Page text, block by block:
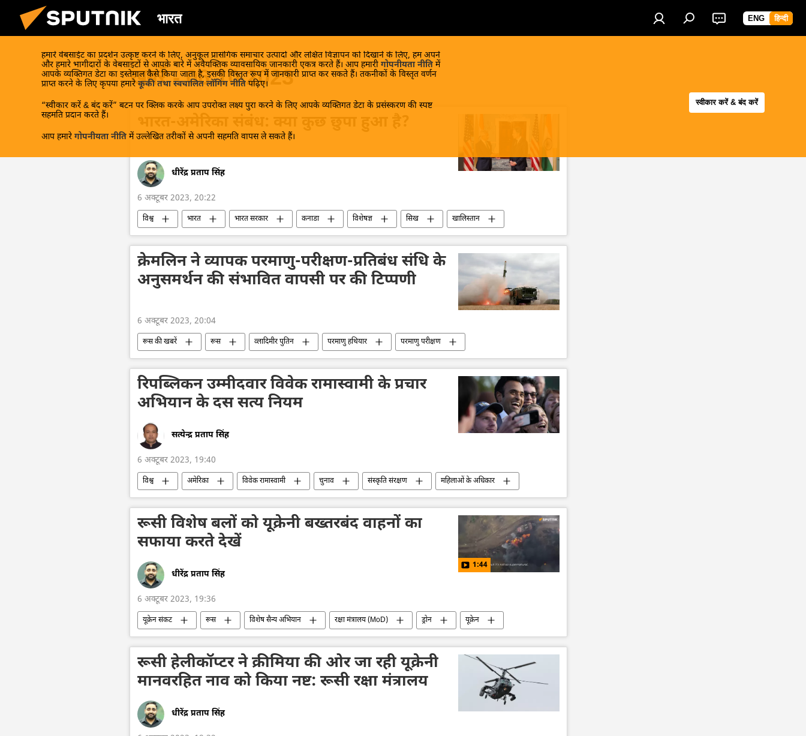
भारत ENG हिन्दी
हमारे वेबसाईट का प्रदर्शन उत्कृष्ट करने के लिए, अनुकूल प्रासंगिक समाचार उत्पादों और लक्षित विज्ञापन को दिखाने के लिए, हम अपने
और हमारे भागीदारों के वेबसाइटों से आपके बारे में अवैयक्तिक व्यावसायिक जानकारी एकत्र करते हैं। आप हमारी गोपनीयता नीति में
आपके व्यक्तिगत डेटा का इस्तेमाल कैसे किया जाता है, इसकी विस्तृत रूप में जानकारी प्राप्त कर सकते हैं। तकनीकों के विस्तृत वर्णन
प्राप्त करने के लिए कृपया हमारे कूकी तथा स्वचालित लॉगिंग नीति पढ़िए।
“स्वीकार करें & बंद करें” बटन पर क्लिक करके आप उपरोक्त लक्ष्य पुरा करने के लिए आपके व्यक्तिगत डेटा के प्रसंस्करण की स्पष्ट
सहमति प्रदान करते हैं।
आप हमारे गोपनीयता नीति में उल्लेखित तरीकों से अपनी सहमति वापस ले सकते हैं।
स्वीकार करें & बंद करें
खबरें - 06.10.2023
धीरेंद्र प्रताप सिंह
6 अक्टूबर 2023, 20:22
विश्व भारत भारत सरकार कनाडा विशेषज्ञ सिख
खालिस्तान
अमेरिका
राजदूतावास
क्रेमलिन ने व्यापक परमाणु-परीक्षण-प्रतिबंध संधि के
अनुसमर्थन की संभावित वापसी पर की टिप्पणी
6 अक्टूबर 2023, 20:04
रूस की खबरें रूस व्लादिमीर पुतिन परमाणु हथियार
परमाणु परीक्षण
रूसी सेना
अमेरिका संसद सदस्य क्रेमलिन
क्रेमलिन के प्रवक्ता दिमित्री पेसकोव
वाशिंगटन डीसी
रिपब्लिकन उम्मीदवार विवेक रामास्वामी के प्रचार
अभियान के दस सत्य नियम
सत्येन्द्र प्रताप सिंह
6 अक्टूबर 2023, 19:40
विश्व अमेरिका विवेक रामास्वामी चुनाव संस्कृति संरक्षण
महिलाओं के अधिकार
ईंधन संकट
सैन्य सहायता
रूसी विशेष बलों को यूक्रेनी बख्तरबंद वाहनों का
सफाया करते देखें
1:44
धीरेंद्र प्रताप सिंह
6 अक्टूबर 2023, 19:36
यूक्रेन संकट रूस विशेष सैन्य अभियान रक्षा मंत्रालय (MoD) ड्रोन
यूक्रेन
नाटो
यूक्रेन का जवाबी हमला यूक्रेन की सुरक्षा सेवा (SBU) यूक्रेन सशस्त्र बल रूसी सेना
रूसी हेलीकॉप्टर ने क्रीमिया की ओर जा रही यूक्रेनी
मानवरहित नाव को किया नष्ट: रूसी रक्षा मंत्रालय
धीरेंद्र प्रताप सिंह